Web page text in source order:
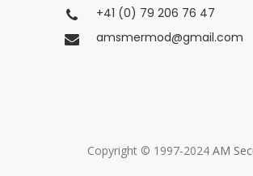
+41 (0) 79 206 76 47
amsmermod@gmail.com
Copyright © 1997-2024 AM